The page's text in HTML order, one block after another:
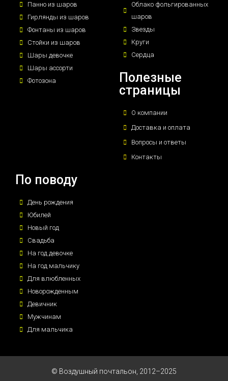
Панно из шаров
Гирлянды из шаров
Фонтаны из шаров
Стойки из шаров
Шары девочке
Шары ассорти
Фотозона
Облако фольгированных
шаров
Звезды
Круги
Сердца
Полезные
страницы
О компании
Доставка и оплата
Вопросы и ответы
Контакты
По поводу
День рождения
Юбилей
Новый год
Свадьба
На год девочке
На год мальчику
Для влюбленных
Новорожденным
Девичник
Мужчинам
Для мальчика
© Воздушный почтальон, 2012–2025